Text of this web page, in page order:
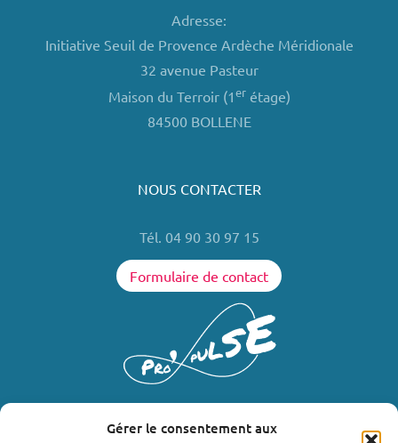
Gérer le consentement aux
Adresse:
Initiative Seuil de Provence Ardèche Méridionale
32 avenue Pasteur
Maison du Terroir (1erétage)
84500 BOLLENE
NOUS CONTACTER
Tél. 04 90 30 97 15
Formulaire de contact